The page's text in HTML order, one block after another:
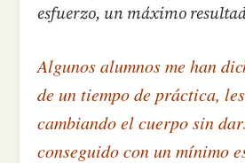
esfuerzo, un máximo
Algunos alumnos me han
de un tiempo de práctica,
cambiando el cuerpo sin
conseguido con un mínimo